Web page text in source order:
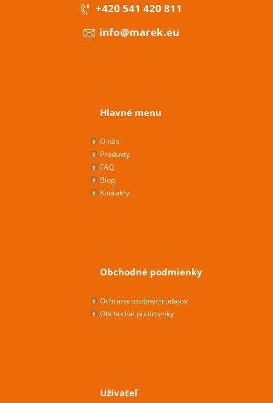
+420 541 420 811
info@marek.eu
Hlavné menu
O nás
Produkty
FAQ
Blog
Kontakty
Obchodné podmienky
Ochrana osobných údajov
Obchodné podmienky
Užívateľ